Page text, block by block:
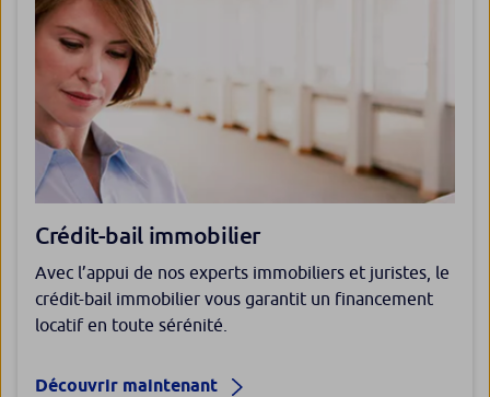
Crédit-bail immobilier
Avec l’appui de nos experts immobiliers et juristes, le
crédit-bail immobilier vous garantit un financement
locatif en toute sérénité.
Découvrir maintenant